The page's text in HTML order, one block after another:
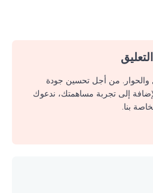
والحوار. من أجل تحسين جودة
إلى تجربة مساهمتك، ندعوك
بنا.